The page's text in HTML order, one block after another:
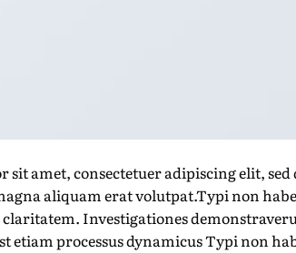
sit amet, consectetuer adipiscing elit,
aliquam erat volutpat.Typi non
Investigationes
etiam processus dynamicus Typi non